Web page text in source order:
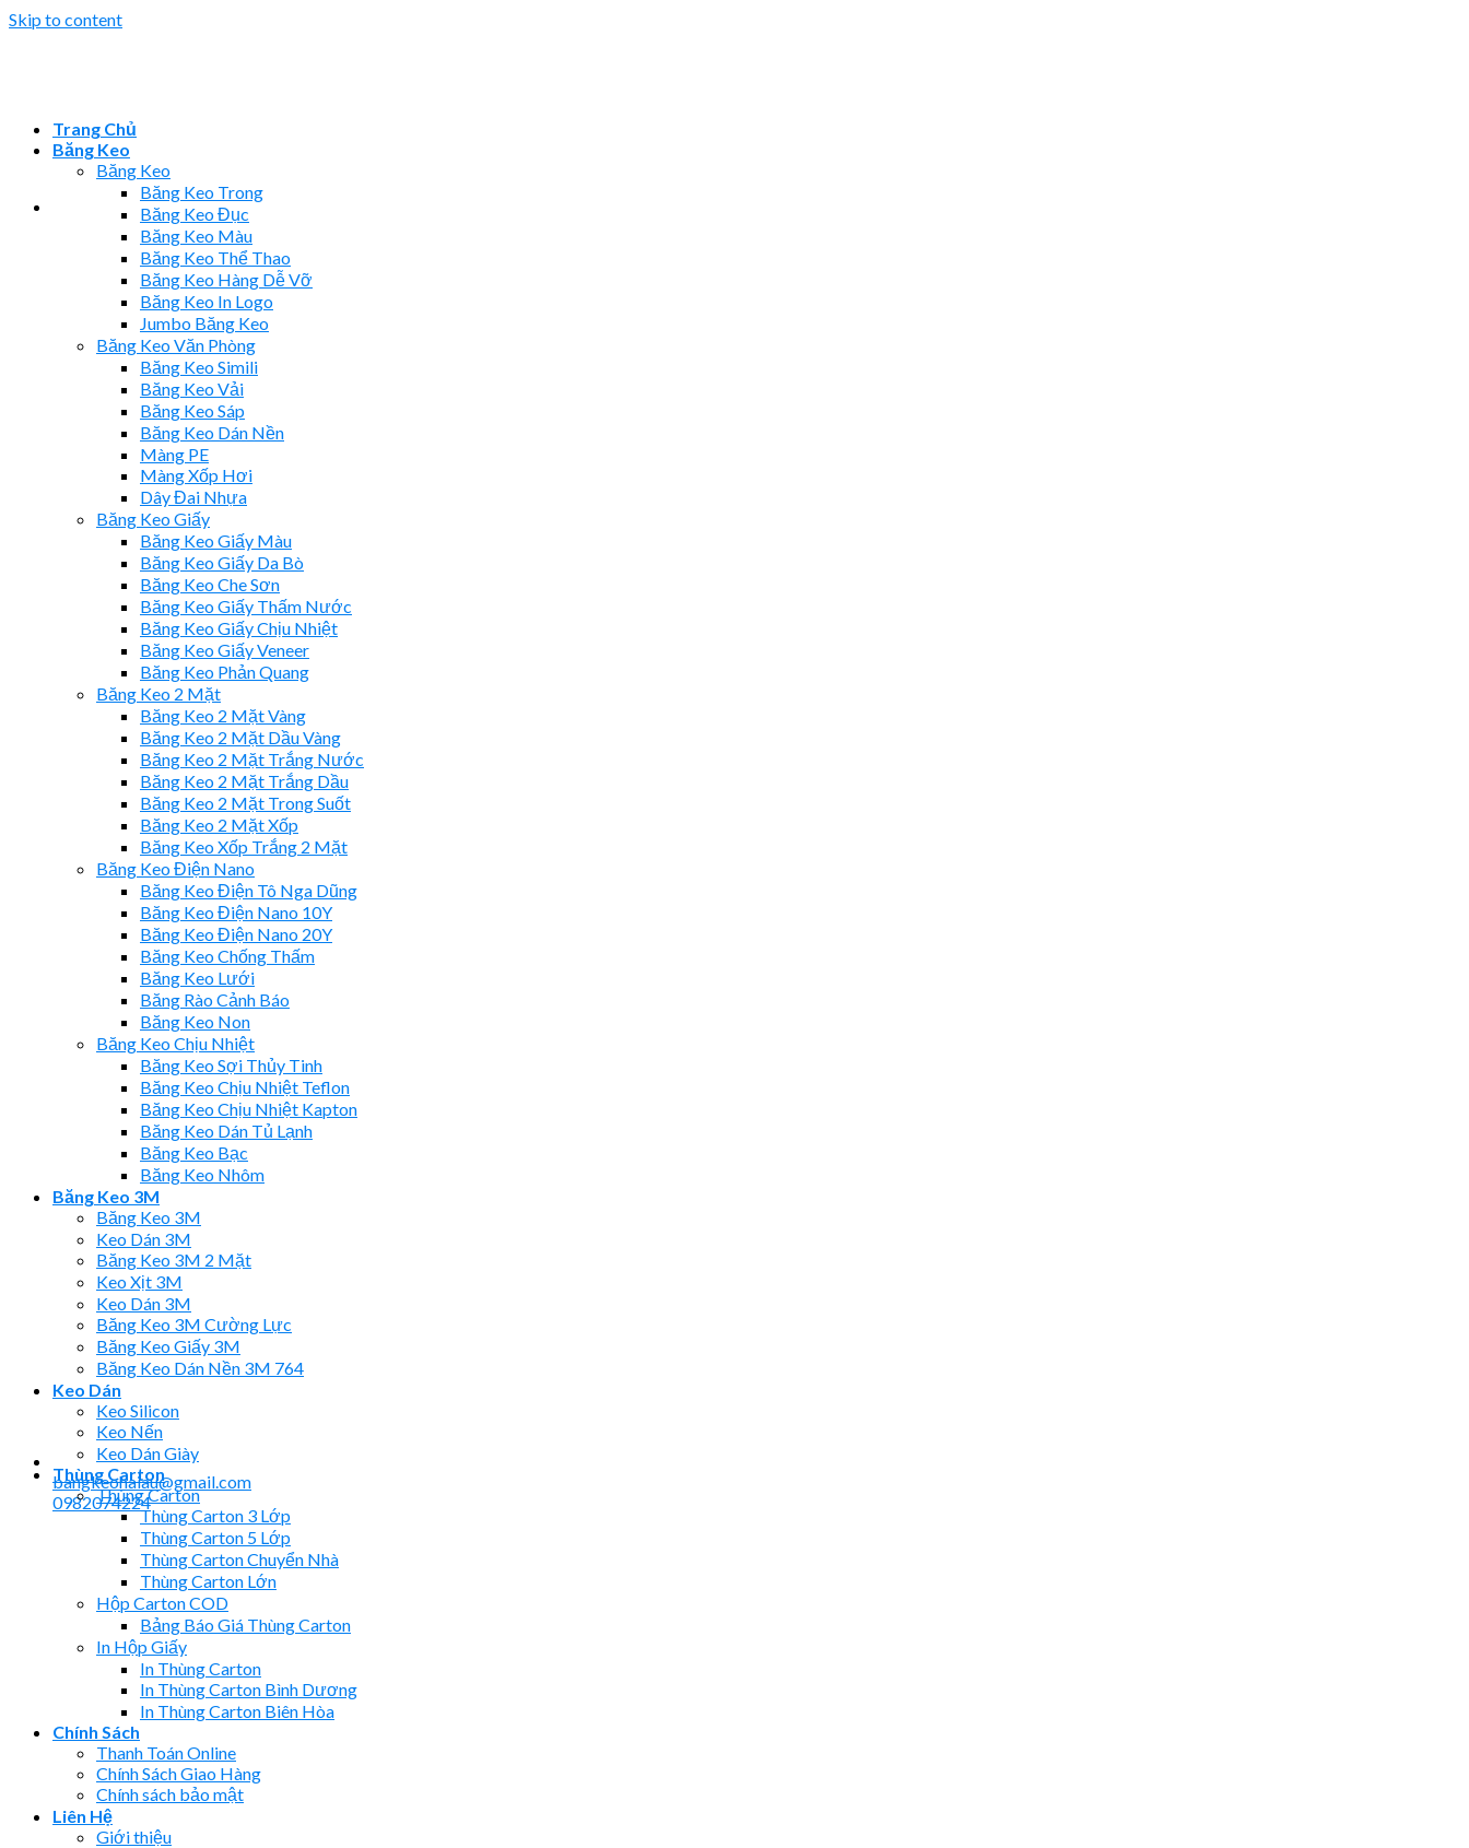
Skip to content
bangkeohaiau@gmail.com
0982074224
Trang Chủ
Băng Keo
Băng Keo
Băng Keo Trong
Băng Keo Đục
Băng Keo Màu
Băng Keo Thể Thao
Băng Keo Hàng Dễ Vỡ
Băng Keo In Logo
Jumbo Băng Keo
Băng Keo Văn Phòng
Băng Keo Simili
Băng Keo Vải
Băng Keo Sáp
Băng Keo Dán Nền
Màng PE
Màng Xốp Hơi
Dây Đai Nhựa
Băng Keo Giấy
Băng Keo Giấy Màu
Băng Keo Giấy Da Bò
Băng Keo Che Sơn
Băng Keo Giấy Thấm Nước
Băng Keo Giấy Chịu Nhiệt
Băng Keo Giấy Veneer
Băng Keo Phản Quang
Băng Keo 2 Mặt
Băng Keo 2 Mặt Vàng
Băng Keo 2 Mặt Dầu Vàng
Băng Keo 2 Mặt Trắng Nước
Băng Keo 2 Mặt Trắng Dầu
Băng Keo 2 Mặt Trong Suốt
Băng Keo 2 Mặt Xốp
Băng Keo Xốp Trắng 2 Mặt
Băng Keo Điện Nano
Băng Keo Điện Tô Nga Dũng
Băng Keo Điện Nano 10Y
Băng Keo Điện Nano 20Y
Băng Keo Chống Thấm
Băng Keo Lưới
Băng Rào Cảnh Báo
Băng Keo Non
Băng Keo Chịu Nhiệt
Băng Keo Sợi Thủy Tinh
Băng Keo Chịu Nhiệt Teflon
Băng Keo Chịu Nhiệt Kapton
Băng Keo Dán Tủ Lạnh
Băng Keo Bạc
Băng Keo Nhôm
Băng Keo 3M
Băng Keo 3M
Keo Dán 3M
Băng Keo 3M 2 Mặt
Keo Xịt 3M
Keo Dán 3M
Băng Keo 3M Cường Lực
Băng Keo Giấy 3M
Băng Keo Dán Nền 3M 764
Keo Dán
Keo Silicon
Keo Nến
Keo Dán Giày
Thùng Carton
Thùng Carton
Thùng Carton 3 Lớp
Thùng Carton 5 Lớp
Thùng Carton Chuyển Nhà
Thùng Carton Lớn
Hộp Carton COD
Bảng Báo Giá Thùng Carton
In Hộp Giấy
In Thùng Carton
In Thùng Carton Bình Dương
In Thùng Carton Biên Hòa
Chính Sách
Thanh Toán Online
Chính Sách Giao Hàng
Chính sách bảo mật
Liên Hệ
Giới thiệu